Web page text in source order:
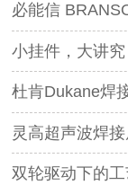
必能信 BRANSON超声波
小挂件，大讲究：
杜肯Dukane焊接
灵高超声波焊接
双轮驱动下的工艺